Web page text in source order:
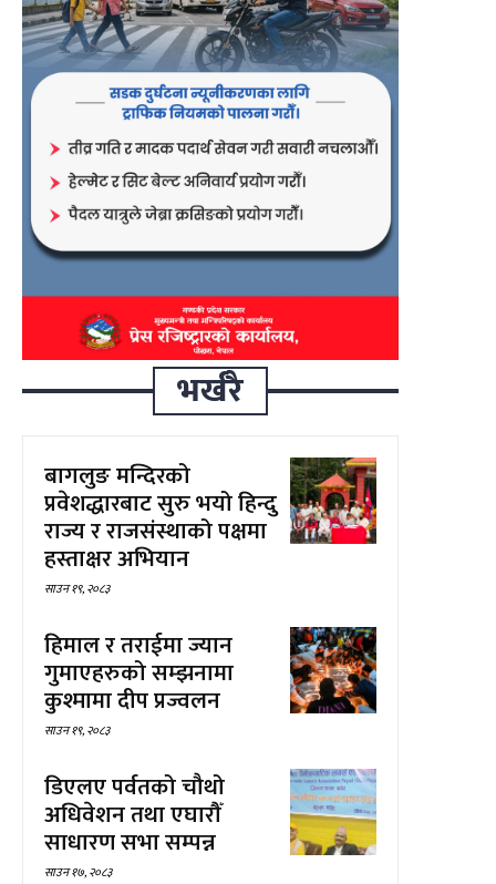
भर्खरै
बागलुङ मन्दिरको
प्रवेशद्धारबाट सुरु भयो हिन्दु
राज्य र राजसंस्थाको पक्षमा
हस्ताक्षर अभियान
साउन १९, २०८३
हिमाल र तराईमा ज्यान
गुमाएहरुको सम्झनामा
कुश्मामा दीप प्रज्वलन
साउन १९, २०८३
डिएलए पर्वतको चौथो
अधिवेशन तथा एघारौँ
साधारण सभा सम्पन्न
साउन १७, २०८३